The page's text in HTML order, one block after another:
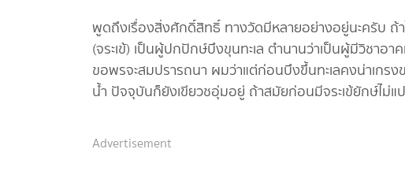
พูดถึงเรื่องสิ่งศักดิ์สิทธิ์ ทางวัดมีหลายอย่างอยู่นะครับ ถ้
(จระเข้) เป็นผู้ปกปักษ์บึงขุนทะเล ตำนานว่าเป็นผู้มีวิชาอ
ขอพรจะสมปรารถนา ผมว่าแต่ก่อนบึงขึ้นทะเลคงน่าเกร
น้ำ ปัจจุบันก็ยังเขียวชอุ่มอยู่ ถ้าสมัยก่อนมีจระเข้ยักษ์ไม่แ
Advertisement